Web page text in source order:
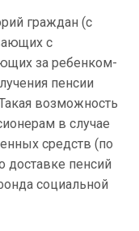
граждан (с
с
за ребенком-
пенсии
возможность
в случае
средств (по
доставке пенсий
социальной